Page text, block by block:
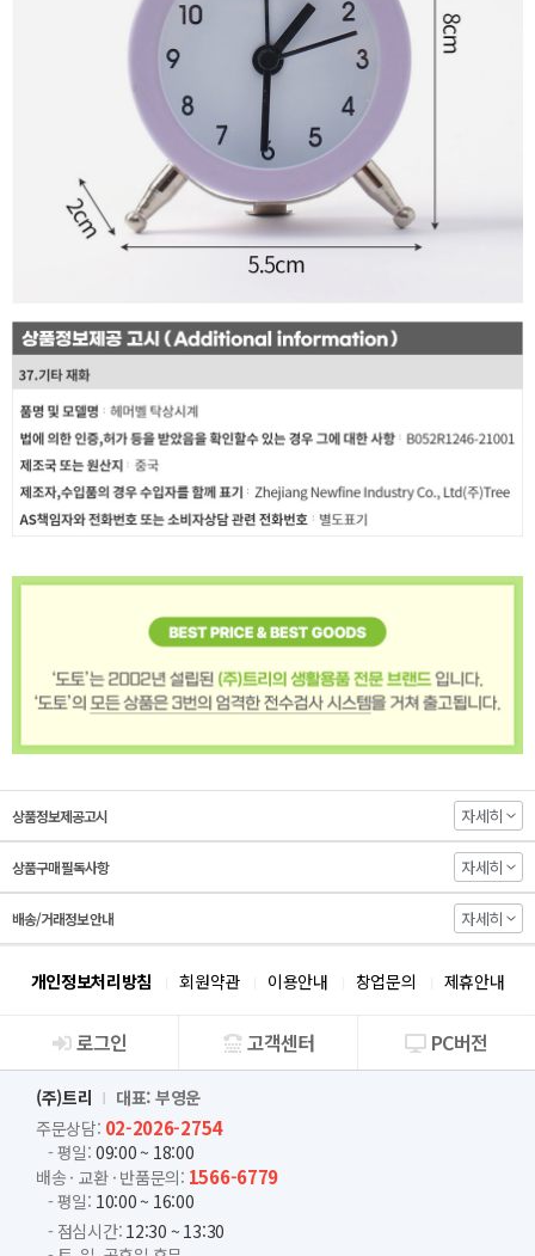
상품정보제공고시 자세히
상품구매 필독사항 자세히
배송/거래정보 안내 자세히
개인정보처리방침 회원약관 이용안내 창업문의 제휴안내
회사소개
로그인 고객센터 PC버전
(주)트리
대표: 부영운
주문상담: 02-2026-2754
- 평일: 09:00 ~ 18:00
배송 · 교환 · 반품문의: 1566-6779
- 평일: 10:00 ~ 16:00
- 점심시간: 12:30 ~ 13:30